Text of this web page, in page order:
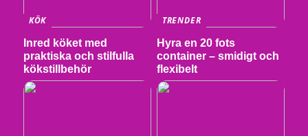
KÖK
Inred köket med
praktiska och stilfulla
kökstillbehör
TRENDER
Hyra en 20 fots
container – smidigt och
flexibelt